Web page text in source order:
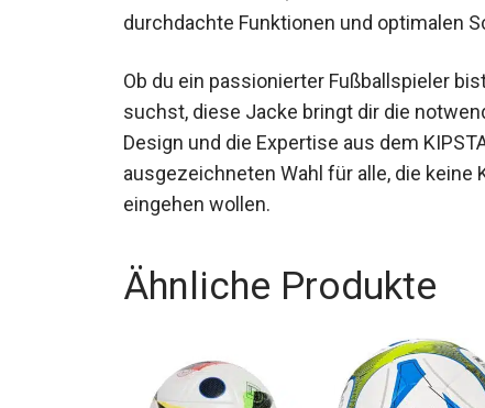
Verarbeitung, durchdachte Funktionen
Ob du ein passionierter Fußballspieler
suchst, diese Jacke bringt dir die
Design und die Expertise aus dem
ausgezeichneten Wahl für alle, die
Funktionalität eingehen wollen.
Ähnliche Produkte